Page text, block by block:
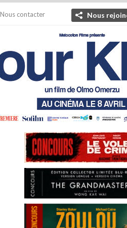
Nous contacter Nous